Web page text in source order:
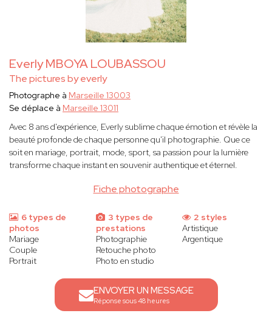
Everly MBOYA LOUBASSOU
The pictures by everly
Fiche photographe
Photographe à Marseille 13003
Se déplace à Marseille 13011
Avec 8 ans d'expérience, Everly sublime chaque émotion et révèle la
beauté profonde de chaque personne qu'il photographie. Que ce
soit en mariage, portrait, mode, sport, sa passion pour la lumière
transforme chaque instant en souvenir authentique et éternel.
6 types de
photos
Mariage
Couple
Portrait
3 types de
prestations
Photographie
Retouche photo
Photo en studio
2 styles
Artistique
Argentique
ENVOYER UN MESSAGE
Réponse sous 48 heures